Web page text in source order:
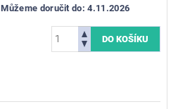
Můžeme doručit do: 4.11.2026